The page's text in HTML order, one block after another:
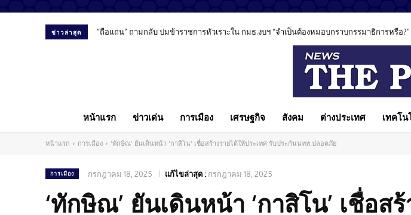
ข่าวล่าสุด “ถือแถน” ถามกลับ ปมข้าราชการหัวเราะใน กมธ.งบฯ “จำเป็นต้องหมอบกราบกรรมาธิการหรือ?”
หน้าแรก ข่าวเด่น การเมือง เศรษฐกิจ สังคม ต่างประเทศ เทคโน
หน้าแรก การเมือง ‘ทักษิณ’ ยันเดินหน้า ‘กาสิโน’ เชื่อสร้างรายได้ให้ประเทศ รับประกันนทท.ปลอดภัย
การเมือง กรกฎาคม 18, 2025 แก้ไขล่าสุด : กรกฎาคม 18, 2025
‘ทักษิณ’ ยันเดินหน้า ‘กาสิโน’ เชื่อส